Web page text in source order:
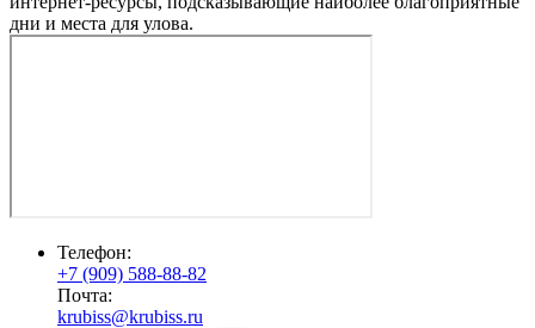
дни и места для улова.
Телефон:
+7 (909) 588-88-82
Почта:
krubiss@krubiss.ru